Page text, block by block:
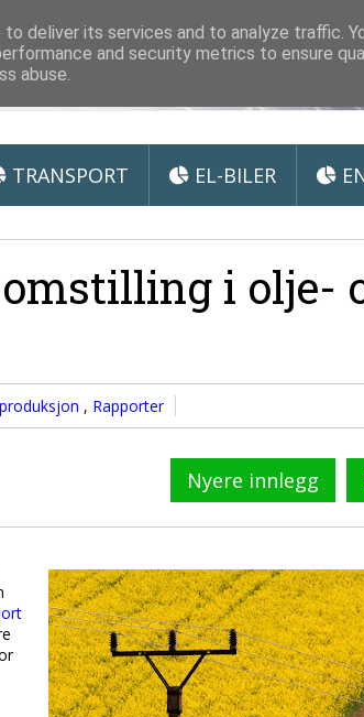
TRANSPORT EL-BILER
i olje-
, Rapporter
Nyere innlegg
deliver its services and to analyze traffic.
and security metrics to ensure
abuse.